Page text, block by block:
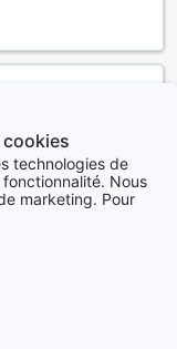
cookies
technologies de
Nous
marketing. Pour